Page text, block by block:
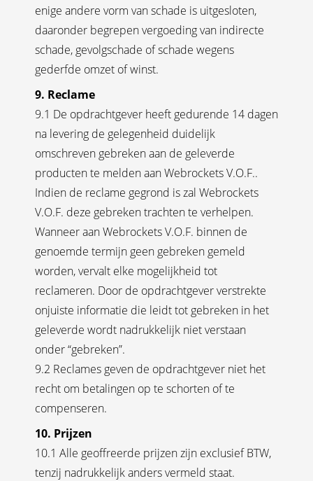
enige andere vorm van schade is uitgesloten,
daaronder begrepen vergoeding van indirecte
schade, gevolgschade of schade wegens
gederfde omzet of winst.
9. Reclame
9.1 De opdrachtgever heeft gedurende 14 dagen
na levering de gelegenheid duidelijk
omschreven gebreken aan de geleverde
producten te melden aan Webrockets V.O.F..
Indien de reclame gegrond is zal Webrockets
V.O.F. deze gebreken trachten te verhelpen.
Wanneer aan Webrockets V.O.F. binnen de
genoemde termijn geen gebreken gemeld
worden, vervalt elke mogelijkheid tot
reclameren. Door de opdrachtgever verstrekte
onjuiste informatie die leidt tot gebreken in het
geleverde wordt nadrukkelijk niet verstaan
onder “gebreken”.
9.2 Reclames geven de opdrachtgever niet het
recht om betalingen op te schorten of te
compenseren.
10. Prijzen
10.1 Alle geoffreerde prijzen zijn exclusief BTW,
tenzij nadrukkelijk anders vermeld staat.